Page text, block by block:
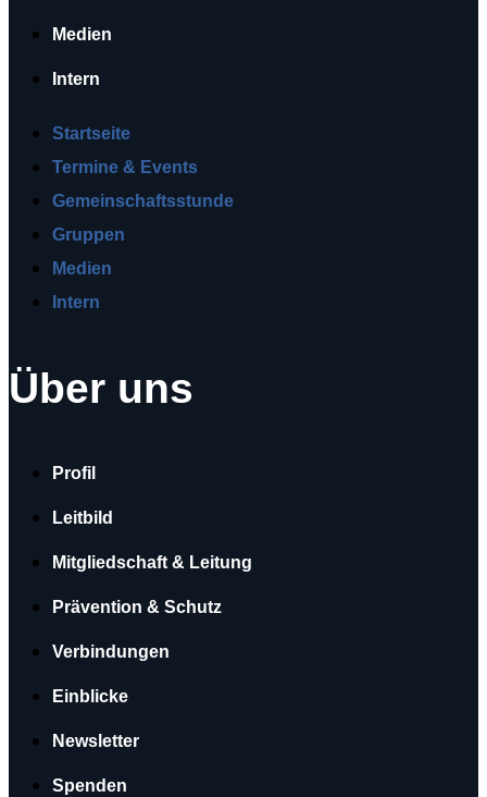
Medien
Intern
Startseite
Termine & Events
Gemeinschaftsstunde
Gruppen
Medien
Intern
Über uns
Profil
Leitbild
Mitgliedschaft & Leitung
Prävention & Schutz
Verbindungen
Einblicke
Newsletter
Spenden